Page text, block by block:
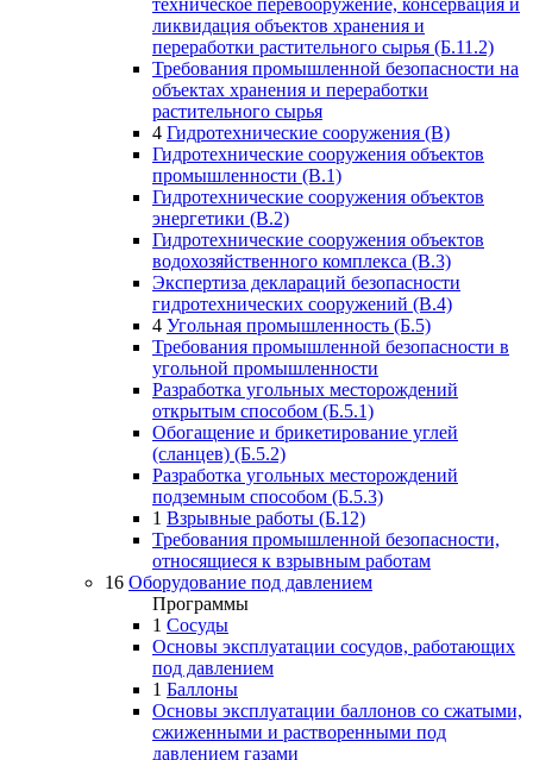
техническое перевооружение, консервация и
ликвидация объектов хранения и
переработки растительного сырья (Б.11.2)
Требования промышленной безопасности на
объектах хранения и переработки
растительного сырья
4 Гидротехнические сооружения (В)
Гидротехнические сооружения объектов
промышленности (В.1)
Гидротехнические сооружения объектов
энергетики (В.2)
Гидротехнические сооружения объектов
водохозяйственного комплекса (В.3)
Экспертиза деклараций безопасности
гидротехнических сооружений (В.4)
4 Угольная промышленность (Б.5)
Требования промышленной безопасности в
угольной промышленности
Разработка угольных месторождений
открытым способом (Б.5.1)
Обогащение и брикетирование углей
(сланцев) (Б.5.2)
Разработка угольных месторождений
подземным способом (Б.5.3)
1 Взрывные работы (Б.12)
Требования промышленной безопасности,
относящиеся к взрывным работам
16 Оборудование под давлением
Программы
1 Сосуды
Основы эксплуатации сосудов, работающих
под давлением
1 Баллоны
Основы эксплуатации баллонов со сжатыми,
сжиженными и растворенными под
давлением газами